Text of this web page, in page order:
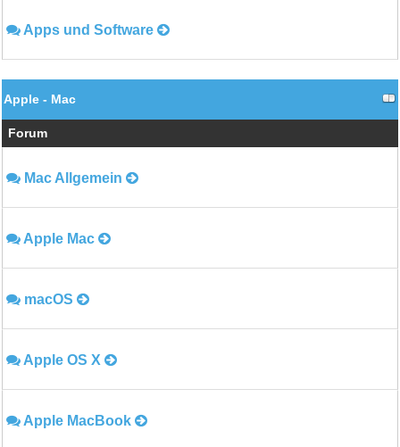
Apps und Software
Apple - Mac
Forum
Mac Allgemein
Apple Mac
macOS
Apple OS X
Apple MacBook